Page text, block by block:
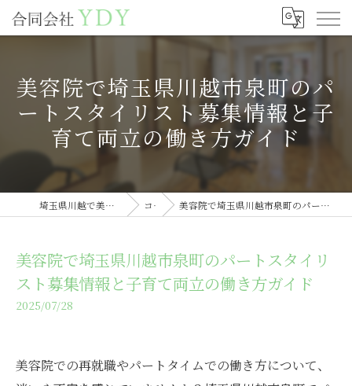
美容院で埼玉県川越市泉町のパ
ートスタイリスト募集情報と子
育て両立の働き方ガイド
埼玉県川越で美容室の求人なら合同会社YDY コラム 美容院で埼玉県川越市泉町のパートスタイリスト募集情報と子育て両立の働き方ガイド
美容院で埼玉県川越市泉町のパートスタイリ
スト募集情報と子育て両立の働き方ガイド
2025/07/28
美容院での再就職やパートタイムでの働き方について、